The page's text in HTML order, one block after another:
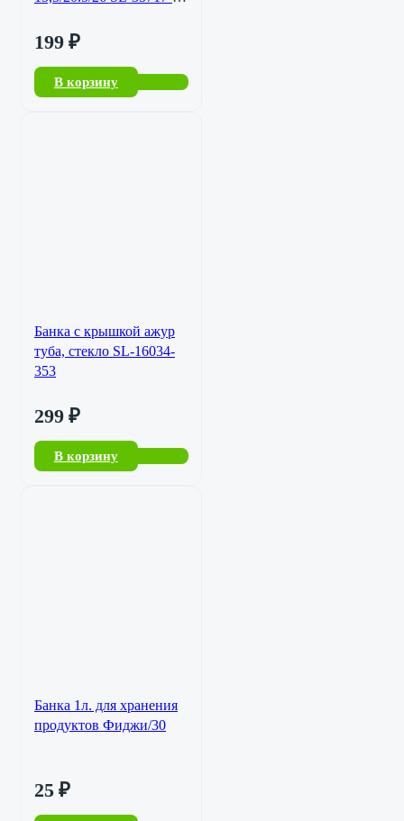
199 ₽
В корзину
Банка с крышкой ажур
туба, стекло SL-16034-
353
299 ₽
В корзину
Банка 1л. для хранения
продуктов Фиджи/30
25 ₽